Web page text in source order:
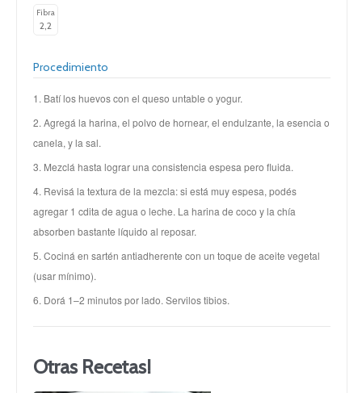
Fibra
2,2
Procedimiento
1. Batí los huevos con el queso untable o yogur.
2. Agregá la harina, el polvo de hornear, el endulzante, la esencia o
canela, y la sal.
3. Mezclá hasta lograr una consistencia espesa pero fluida.
4. Revisá la textura de la mezcla: si está muy espesa, podés
agregar 1 cdita de agua o leche. La harina de coco y la chía
absorben bastante líquido al reposar.
5. Cociná en sartén antiadherente con un toque de aceite vegetal
(usar mínimo).
6. Dorá 1–2 minutos por lado. Servilos tibios.
Otras Recetas!